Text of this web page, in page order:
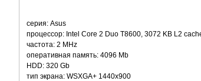
серия: Asus
процессор: Intel Core 2 Duo T8600, 3072 KB L2
частота: 2 MHz
оперативная память: 4096 Mb
HDD: 320 Gb
тип экрана: WSXGA+ 1440x900